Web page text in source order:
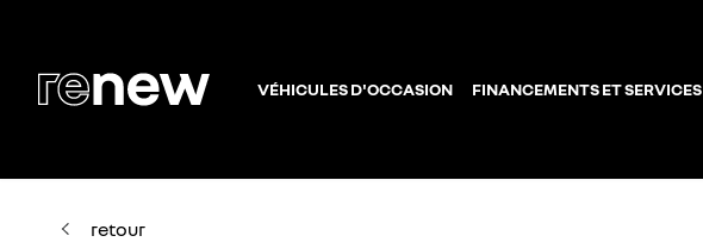
VÉHICULES D'OCCASION FINANCEMENTS ET SERVICES
retour